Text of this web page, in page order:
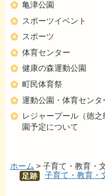
亀津公園
スポーツイベント
スポーツ
体育センター
健康の森運動公園
町民体育祭
運動公園・体育セン
レジャープール（徳
園予定について
ホーム > 子育て・教育・
あし
子育て・教育・